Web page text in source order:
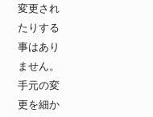
変更され
たりする
事はあり
ません。
手元の変
更を細か